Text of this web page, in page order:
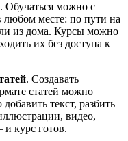
. Обучаться можно с
любом месте: по пути на
из дома. Курсы можно
их без доступа к
. Создавать
статей можно
текст, разбить
видео,
курс готов.